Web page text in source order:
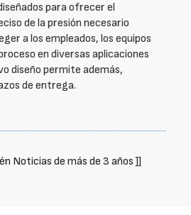
para ofrecer el
de la presión necesario
a los empleados, los equipos
en diversas aplicaciones
diseño permite además,
de entrega.
Noticias de más de 3 años ]]